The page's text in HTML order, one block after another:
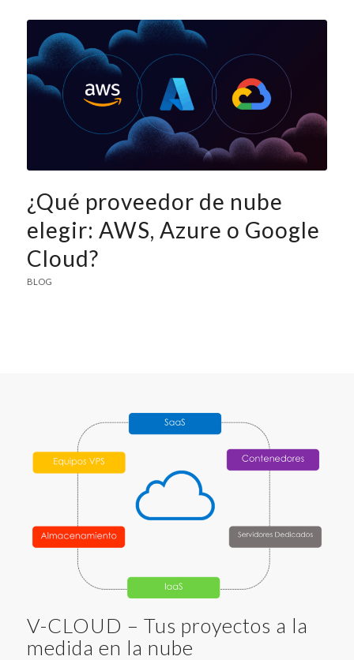
¿Qué proveedor de nube
elegir: AWS, Azure o Google
Cloud?
BLOG
V-CLOUD – Tus proyectos a la
medida en la nube